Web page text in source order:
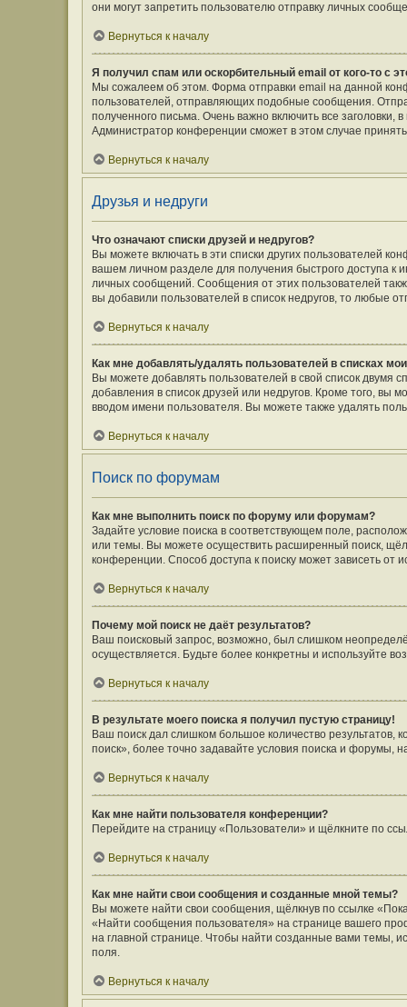
они могут запретить пользователю отправку личных
Вернуться к началу
Я получил спам или оскорбительный email от кого-то с
Мы сожалеем об этом. Форма отправки email на данной
пользователей, отправляющих подобные сообщения.
полученного письма. Очень важно включить все
Администратор конференции сможет в этом случае
Вернуться к началу
Друзья и недруги
Что означают списки друзей и недругов?
Вы можете включать в эти списки других пользователей
вашем личном разделе для получения быстрого доступа к
личных сообщений. Сообщения от этих пользователей
вы добавили пользователей в список недругов, то любые
Вернуться к началу
Как мне добавлять/удалять пользователей в списках
Вы можете добавлять пользователей в свой список двумя
добавления в список друзей или недругов. Кроме того, вы
вводом имени пользователя. Вы можете также удалять
Вернуться к началу
Поиск по форумам
Как мне выполнить поиск по форуму или форумам?
Задайте условие поиска в соответствующем поле,
или темы. Вы можете осуществить расширенный поиск,
конференции. Способ доступа к поиску может зависеть от
Вернуться к началу
Почему мой поиск не даёт результатов?
Ваш поисковый запрос, возможно, был слишком
осуществляется. Будьте более конкретны и используйте
Вернуться к началу
В результате моего поиска я получил пустую страницу!
Ваш поиск дал слишком большое количество результатов,
поиск», более точно задавайте условия поиска и форумы,
Вернуться к началу
Как мне найти пользователя конференции?
Перейдите на страницу «Пользователи» и щёлкните по
Вернуться к началу
Как мне найти свои сообщения и созданные мной темы?
Вы можете найти свои сообщения, щёлкнув по ссылке
«Найти сообщения пользователя» на странице вашего
на главной странице. Чтобы найти созданные вами темы,
поля.
Вернуться к началу